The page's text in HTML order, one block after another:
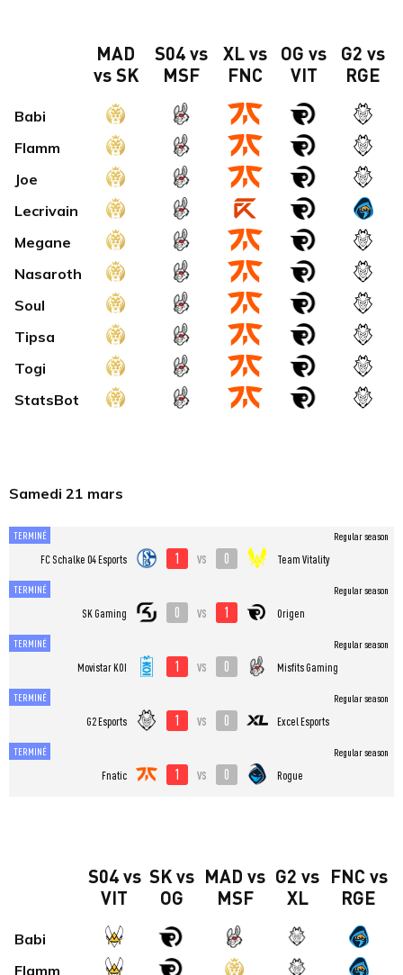
MAD
vs SK
S04 vs
MSF
XL vs
FNC
OG vs
VIT
G2 vs
RGE
Babi
Flamm
Joe
Lecrivain
Megane
Nasaroth
Soul
Tipsa
Togi
StatsBot
Samedi 21 mars
TERMINÉ
FC Schalke 04 Esports 1 vs 0 Team Vitality
Regular season
TERMINÉ
SK Gaming 0 vs 1 Origen
Regular season
TERMINÉ
Movistar KOI 1 vs 0 Misfits Gaming
Regular season
TERMINÉ
G2 Esports 1 vs 0 Excel Esports
Regular season
TERMINÉ
Fnatic 1 vs 0 Rogue
Regular season
S04 vs
VIT
SK vs
OG
MAD vs
MSF
G2 vs
XL
FNC vs
RGE
Babi
Flamm